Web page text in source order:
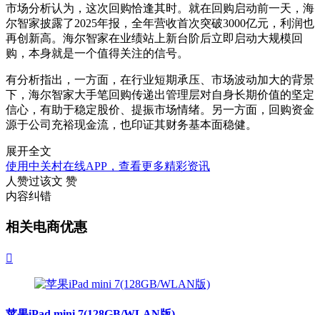
市场分析认为，这次回购恰逢其时。就在回购启动前一天，海
尔智家披露了2025年报，全年营收首次突破3000亿元，利润也
再创新高。海尔智家在业绩站上新台阶后立即启动大规模回
购，本身就是一个值得关注的信号。
有分析指出，一方面，在行业短期承压、市场波动加大的背景
下，海尔智家大手笔回购传递出管理层对自身长期价值的坚定
信心，有助于稳定股价、提振市场情绪。另一方面，回购资金
源于公司充裕现金流，也印证其财务基本面稳健。
展开全文
使用中关村在线APP，查看更多精彩资讯
人赞过该文 赞
内容纠错
相关电商优惠
